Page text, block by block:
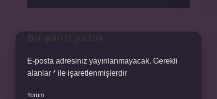
E-posta adresiniz yayınlanmayacak. Gerekli
alanlar * ile işaretlenmişlerdir
Yorum